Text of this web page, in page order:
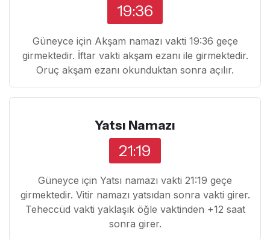
19:36
Güneyce için Akşam namazı vakti 19:36 geçe
girmektedir. İftar vakti akşam ezanı ile girmektedir.
Oruç akşam ezanı okunduktan sonra açılır.
Yatsı Namazı
21:19
Güneyce için Yatsı namazı vakti 21:19 geçe
girmektedir. Vitir namazı yatsıdan sonra vakti girer.
Teheccüd vakti yaklaşık öğle vaktinden +12 saat
sonra girer.